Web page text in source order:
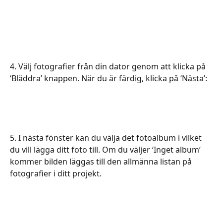
4. Välj fotografier från din dator genom att klicka på
‘Bläddra’ knappen. När du är färdig, klicka på ‘Nästa’:
5. I nästa fönster kan du välja det fotoalbum i vilket
du vill lägga ditt foto till. Om du väljer ‘Inget album’
kommer bilden läggas till den allmänna listan på
fotografier i ditt projekt.